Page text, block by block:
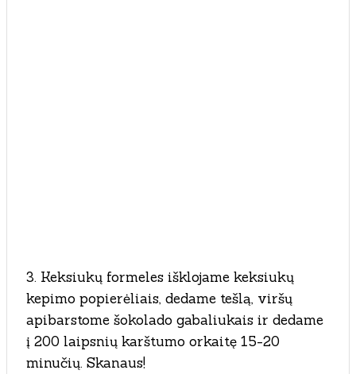
3. Keksiukų formeles išklojame keksiukų
kepimo popierėliais, dedame tešlą, viršų
apibarstome šokolado gabaliukais ir dedame
į 200 laipsnių karštumo orkaitę 15-20
minučių. Skanaus!